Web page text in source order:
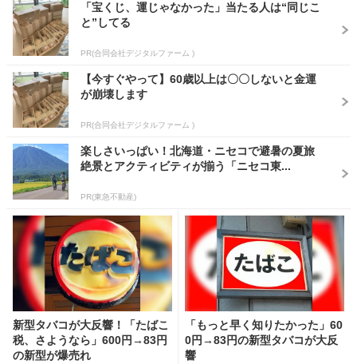
「宝くじ、運じゃなかった」当たる人は“同じこ
と”してる
PR(合同会社デジタルファーム )
【今すぐやって】60歳以上は〇〇しないと金運
が崩壊します
PR(合同会社デジタルファーム )
楽しさいっぱい！北海道・ニセコで避暑の夏旅
絶景とアクティビティが揃う「ニセコ東...
PR(東急不動産)
新型タバコが大反響！「たばこ
税、さようなら」600円→83円
の新型が爆売れ
「もっと早く知りたかった」60
0円→83円の新型タバコが大反
響